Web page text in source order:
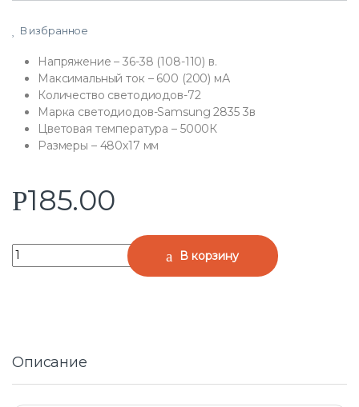
В избранное
Напряжение – 36-38 (108-110) в.
Максимальный ток – 600 (200) мА
Количество светодиодов-72
Марка светодиодов-Samsung 2835 3в
Цветовая температура – 5000К
Размеры – 480х17 мм
Р185.00
Quantity В корзину
Описание